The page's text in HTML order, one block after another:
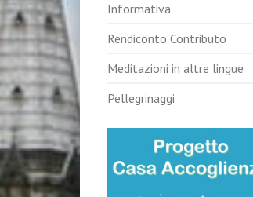
Informativa
Rendiconto Contributo
Meditazioni in altre lingue
Pellegrinaggi